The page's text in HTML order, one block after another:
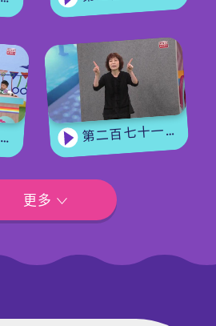
第二百七十一集 - 【嘉宾来了】用手语唱歌
更多